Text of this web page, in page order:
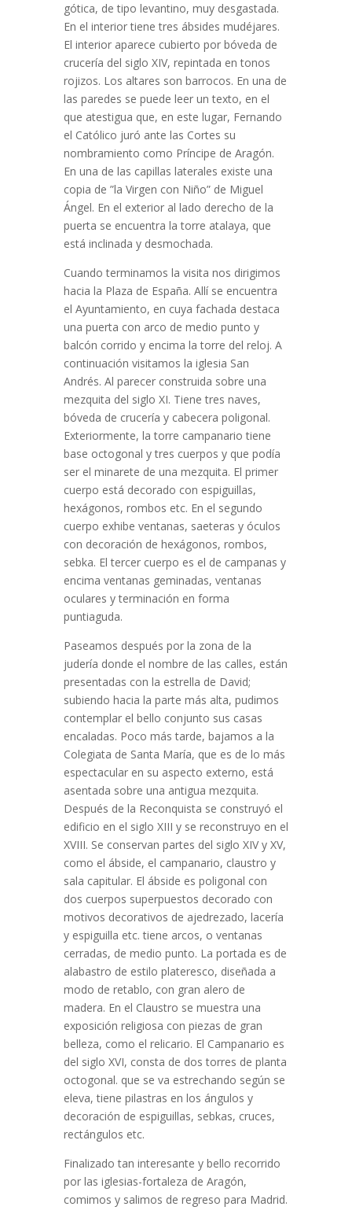
gótica, de tipo levantino, muy desgastada.
En el interior tiene tres ábsides mudéjares.
El interior aparece cubierto por bóveda de
crucería del siglo XIV, repintada en tonos
rojizos. Los altares son barrocos. En una de
las paredes se puede leer un texto, en el
que atestigua que, en este lugar, Fernando
el Católico juró ante las Cortes su
nombramiento como Príncipe de Aragón.
En una de las capillas laterales existe una
copia de ”la Virgen con Niño” de Miguel
Ángel. En el exterior al lado derecho de la
puerta se encuentra la torre atalaya, que
está inclinada y desmochada.
Cuando terminamos la visita nos dirigimos
hacia la Plaza de España. Allí se encuentra
el Ayuntamiento, en cuya fachada destaca
una puerta con arco de medio punto y
balcón corrido y encima la torre del reloj. A
continuación visitamos la iglesia San
Andrés. Al parecer construida sobre una
mezquita del siglo XI. Tiene tres naves,
bóveda de crucería y cabecera poligonal.
Exteriormente, la torre campanario tiene
base octogonal y tres cuerpos y que podía
ser el minarete de una mezquita. El primer
cuerpo está decorado con espiguillas,
hexágonos, rombos etc. En el segundo
cuerpo exhibe ventanas, saeteras y óculos
con decoración de hexágonos, rombos,
sebka. El tercer cuerpo es el de campanas y
encima ventanas geminadas, ventanas
oculares y terminación en forma
puntiaguda.
Paseamos después por la zona de la
judería donde el nombre de las calles, están
presentadas con la estrella de David;
subiendo hacia la parte más alta, pudimos
contemplar el bello conjunto sus casas
encaladas. Poco más tarde, bajamos a la
Colegiata de Santa María, que es de lo más
espectacular en su aspecto externo, está
asentada sobre una antigua mezquita.
Después de la Reconquista se construyó el
edificio en el siglo XIII y se reconstruyo en el
XVIII. Se conservan partes del siglo XIV y XV,
como el ábside, el campanario, claustro y
sala capitular. El ábside es poligonal con
dos cuerpos superpuestos decorado con
motivos decorativos de ajedrezado, lacería
y espiguilla etc. tiene arcos, o ventanas
cerradas, de medio punto. La portada es de
alabastro de estilo plateresco, diseñada a
modo de retablo, con gran alero de
madera. En el Claustro se muestra una
exposición religiosa con piezas de gran
belleza, como el relicario. El Campanario es
del siglo XVI, consta de dos torres de planta
octogonal. que se va estrechando según se
eleva, tiene pilastras en los ángulos y
decoración de espiguillas, sebkas, cruces,
rectángulos etc.
Finalizado tan interesante y bello recorrido
por las iglesias-fortaleza de Aragón,
comimos y salimos de regreso para Madrid.